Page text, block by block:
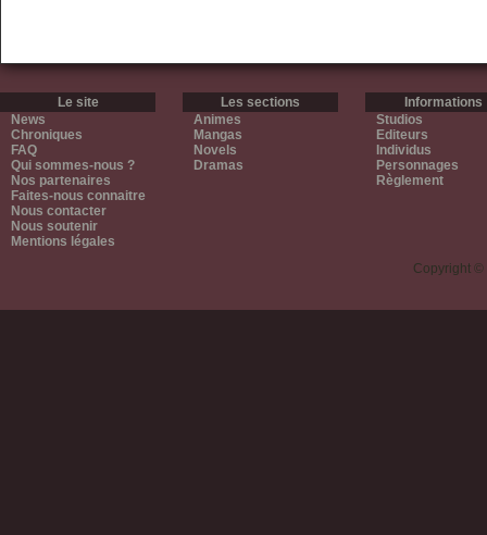
Le site
News
Chroniques
FAQ
Qui sommes-nous ?
Nos partenaires
Faites-nous connaitre
Nous contacter
Nous soutenir
Mentions légales
Les sections
Animes
Mangas
Novels
Dramas
Informations
Studios
Editeurs
Individus
Personnages
Règlement
Copyright ©